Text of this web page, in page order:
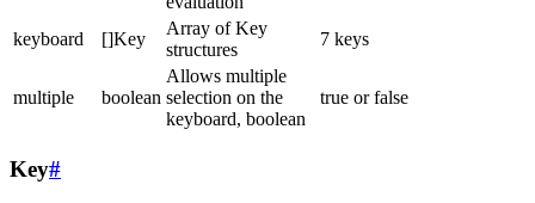
keyboard []Key
Array of Key
structures
7 keys
multiple boolean
Allows multiple
selection on the
keyboard, boolean
true or false
Key#